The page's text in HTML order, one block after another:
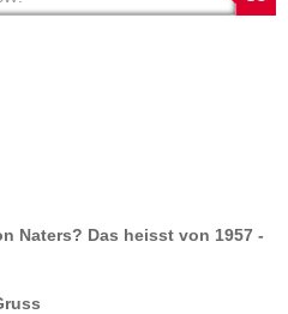
Naters? Das heisst von 1957 -